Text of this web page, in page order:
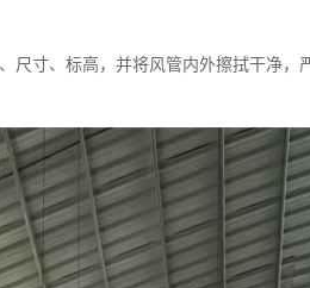
尺寸、标高，并将风管内外擦拭干净，